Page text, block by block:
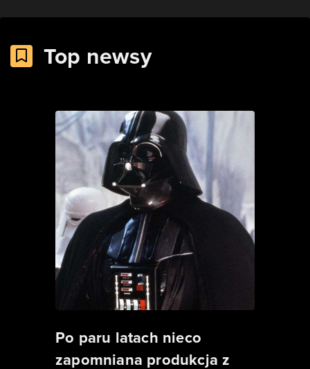
Top newsy
Po paru latach nieco
zapomniana produkcja z